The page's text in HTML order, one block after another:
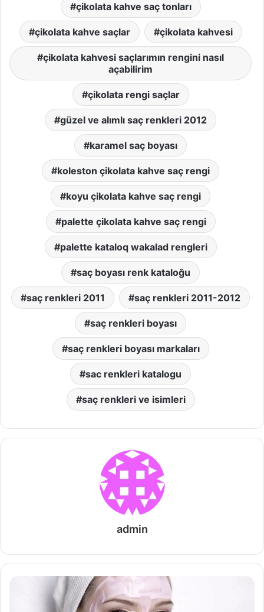
çikolata kahve saç tonları
çikolata kahve saçlar çikolata kahvesi
çikolata kahvesi saçlarımın rengini nasıl
açabilirim
çikolata rengi saçlar
güzel ve alımlı saç renkleri 2012
karamel saç boyası
koleston çikolata kahve saç rengi
koyu çikolata kahve saç rengi
palette çikolata kahve saç rengi
palette kataloq wakalad rengleri
saç boyası renk kataloğu
saç renkleri 2011 saç renkleri 2011-2012
saç renkleri boyası
saç renkleri boyası markaları
sac renkleri katalogu
saç renkleri ve isimleri
admin